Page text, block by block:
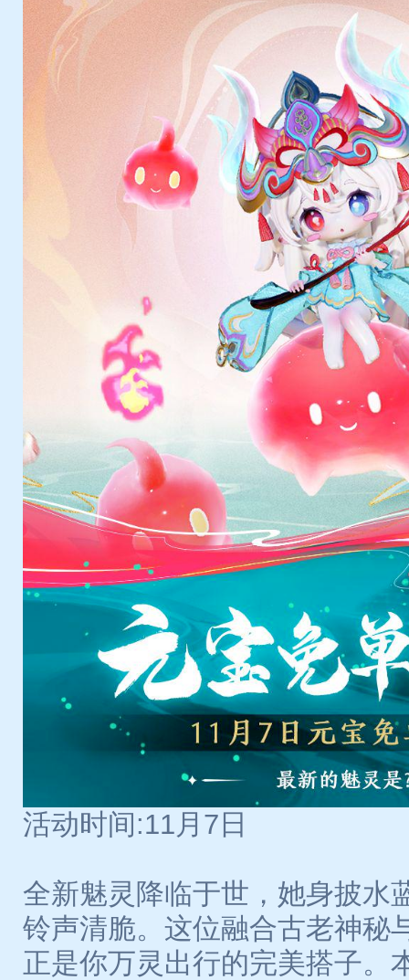
活动时间:11月7日
全新魅灵降临于世，她身披水
铃声清脆。这位融合古老神秘
正是你万灵出行的完美搭子。